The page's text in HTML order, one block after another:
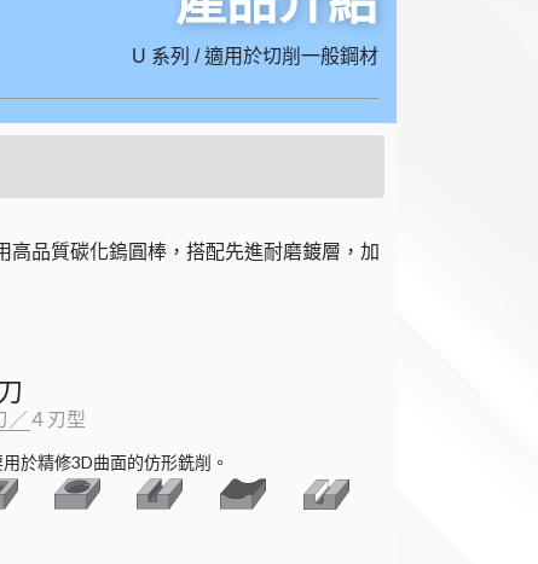
U 系列 / 適用於切削一般鋼材
品質碳化鎢圓棒，搭配先進耐磨鍍層，加
／４刃型
用於精修3D曲面的仿形銑削。